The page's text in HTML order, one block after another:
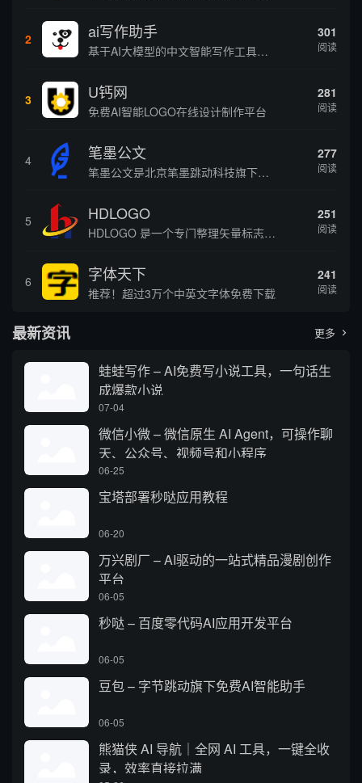
2 ai写作助手
基于AI大模型的中文智能写作工具，面向学生、自媒体、职场人士提供一站式文本创作服务 核心定位 AI写作助手是依托人工智能技术打造的创作辅助平台，专注中文文本生成与优化，帮助用户快速完成各类文案、文章、论文等内容创作，提升写作效率 核心功能 ...
301
阅读
3 U钙网
免费AI智能LOGO在线设计制作平台
281
阅读
4 笔墨公文
笔墨公文是北京笔墨跳动科技旗下垂直公文赛道 AIGC 创作平台，深耕体制公文专业场景，依托海量标准公文语料训练专属大模型。平台整合 AI 公文生成、全维度智能校对、范文库、实时更新素材库、标准化公文模板五大核心板块，兼顾公文快速撰写、文稿合...
277
阅读
5 HDLOGO
HDLOGO 是一个专门整理矢量标志和图标的网站，提供各类品牌和公司的矢量标志下载服务，主要面向设计师、营销人员和企业用户，帮他们获取高质量的品牌标识资源。
251
阅读
6 字体天下
推荐！超过3万个中英文字体免费下载
241
阅读
最新资讯 更多 
蛙蛙写作 – AI免费写小说工具，一句话生
成爆款小说
07-04
微信小微 – 微信原生 AI Agent，可操作聊
天、公众号、视频号和小程序
06-25
宝塔部署秒哒应用教程
06-20
万兴剧厂 – AI驱动的一站式精品漫剧创作
平台
06-05
秒哒 – 百度零代码AI应用开发平台
06-05
豆包 – 字节跳动旗下免费AI智能助手
06-05
熊猫侠 AI 导航｜全网 AI 工具，一键全收
录，效率直接拉满